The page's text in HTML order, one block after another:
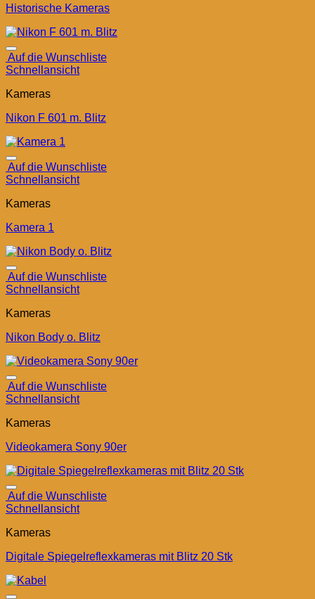
Historische Kameras
Auf die Wunschliste
Schnellansicht
Kameras
Nikon F 601 m. Blitz
Auf die Wunschliste
Schnellansicht
Kameras
Kamera 1
Auf die Wunschliste
Schnellansicht
Kameras
Nikon Body o. Blitz
Auf die Wunschliste
Schnellansicht
Kameras
Videokamera Sony 90er
Auf die Wunschliste
Schnellansicht
Kameras
Digitale Spiegelreflexkameras mit Blitz 20 Stk